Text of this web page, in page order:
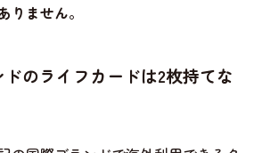
りません。
のライフカードは2枚持てな